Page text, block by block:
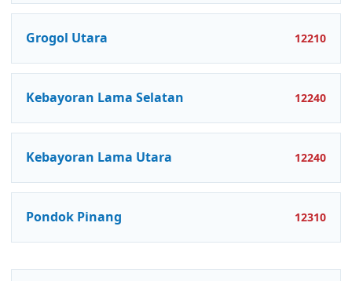
Grogol Utara 12210
Kebayoran Lama Selatan 12240
Kebayoran Lama Utara 12240
Pondok Pinang 12310